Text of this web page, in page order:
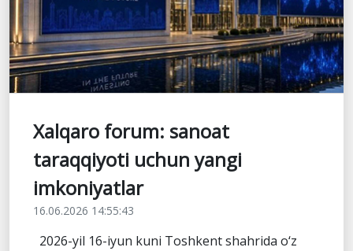
Xalqaro forum: sanoat
taraqqiyoti uchun yangi
imkoniyatlar
16.06.2026 14:55:43
2026-yil 16-iyun kuni Toshkent shahrida o‘z